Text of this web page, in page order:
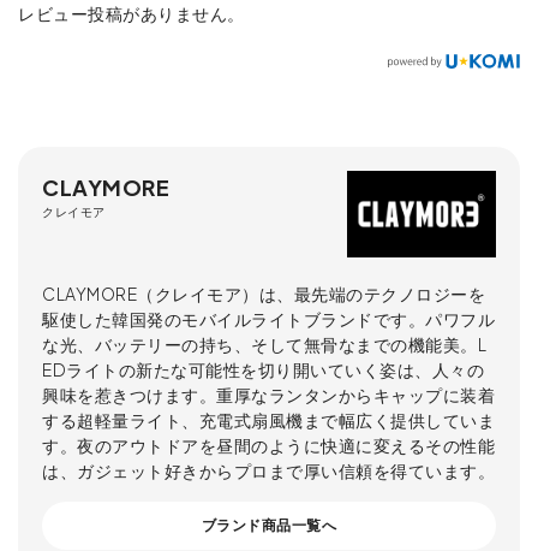
レビュー投稿がありません。
CLAYMORE
クレイモア
CLAYMORE（クレイモア）は、最先端のテクノロジーを
駆使した韓国発のモバイルライトブランドです。パワフル
な光、バッテリーの持ち、そして無骨なまでの機能美。L
EDライトの新たな可能性を切り開いていく姿は、人々の
興味を惹きつけます。重厚なランタンからキャップに装着
する超軽量ライト、充電式扇風機まで幅広く提供していま
す。夜のアウトドアを昼間のように快適に変えるその性能
は、ガジェット好きからプロまで厚い信頼を得ています。
ブランド商品一覧へ